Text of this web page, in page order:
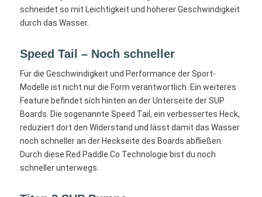
schneidet so mit Leichtigkeit und höherer Geschwindigkeit
durch das Wasser.
Speed Tail – Noch schneller
Für die Geschwindigkeit und Performance der Sport-
Modelle ist nicht nur die Form verantwortlich. Ein weiteres
Feature befindet sich hinten an der Unterseite der SUP
Boards. Die sogenannte Speed Tail, ein verbessertes Heck,
reduziert dort den Widerstand und lässt damit das Wasser
noch schneller an der Heckseite des Boards abfließen.
Durch diese Red Paddle Co Technologie bist du noch
schneller unterwegs.